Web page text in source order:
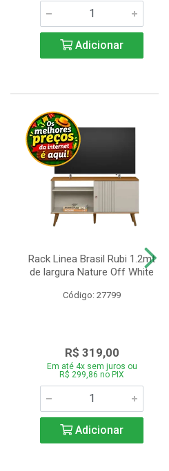
Adicionar
Rack Linea Brasil Rubi 1.2mt
de largura Nature Off White
Código: 27799
R$ 319,00
Em até 4x sem juros ou
R$ 299,86 no PIX
Adicionar